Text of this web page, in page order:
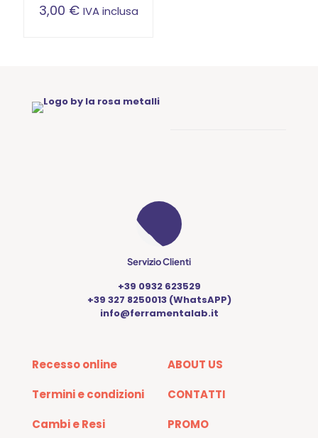
3,00 € IVA inclusa
Servizio Clienti
+39 0932 623529
+39 327 8250013 (WhatsAPP)
info@ferramentalab.it
Recesso online
Termini e condizioni
Cambi e Resi
ABOUT US
CONTATTI
PROMO